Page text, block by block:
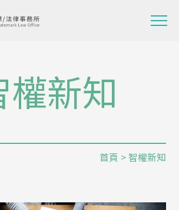
權新知
首頁 > 智權新知